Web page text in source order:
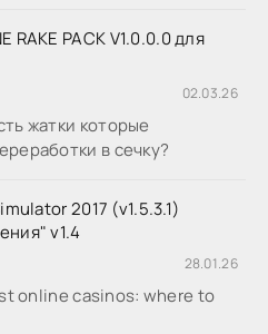
RAKE PACK V1.0.0.0 для
02.03.26
жатки которые
в сечку?
2017 (v1.5.3.1)
v1.4
28.01.26
online casinos: where to